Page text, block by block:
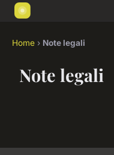
Home › Note legali
Note legali